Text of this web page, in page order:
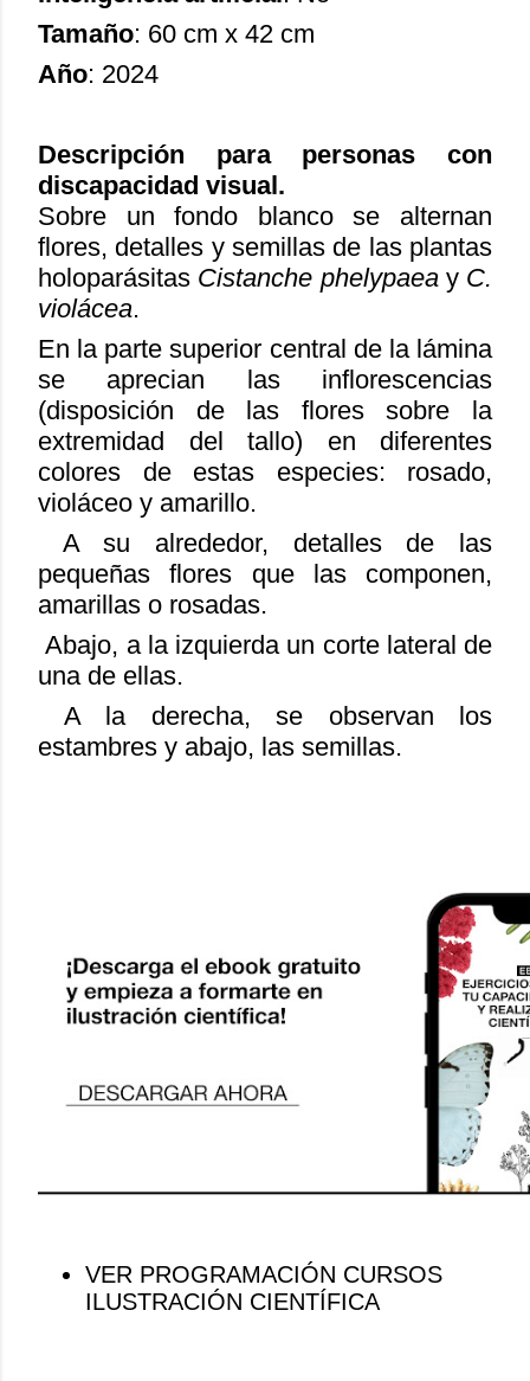
Tamaño: 60 cm x 42 cm
Año: 2024
Descripción para personas con
discapacidad visual.
Sobre un fondo blanco se alternan
flores, detalles y semillas de las plantas
holoparásitas Cistanche phelypaeay C.
violácea.
En la parte superior central de la lámina
se aprecian las inflorescencias
(disposición de las flores sobre la
extremidad del tallo) en diferentes
colores de estas especies: rosado,
violáceo y amarillo.
A su alrededor, detalles de las
pequeñas flores que las componen,
amarillas o rosadas.
Abajo, a la izquierda un corte lateral de
una de ellas.
A la derecha, se observan los
estambres y abajo, las semillas.
VER PROGRAMACIÓN CURSOS
ILUSTRACIÓN CIENTÍFICA